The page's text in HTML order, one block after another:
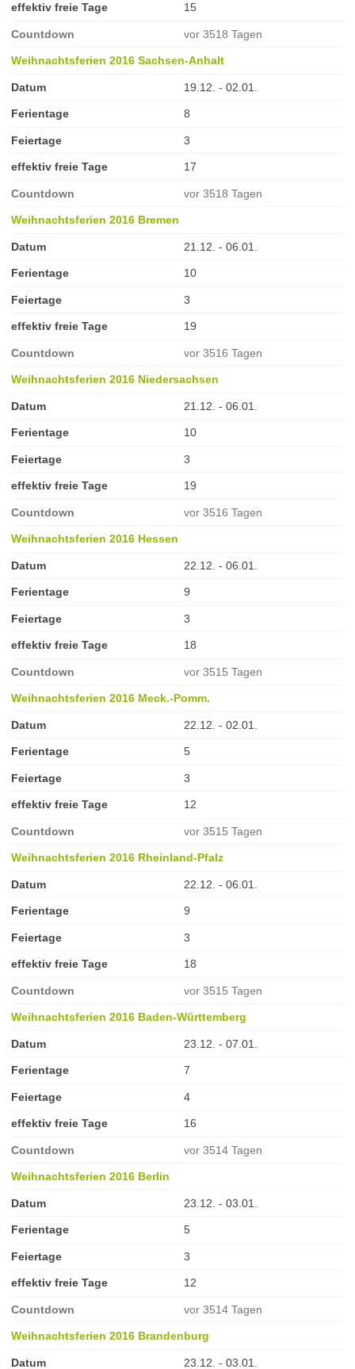
effektiv freie Tage 15
Countdown vor 3518 Tagen
Weihnachtsferien 2016 Sachsen-Anhalt
Datum 19.12. - 02.01.
Ferientage 8
Feiertage 3
effektiv freie Tage 17
Countdown vor 3518 Tagen
Weihnachtsferien 2016 Bremen
Datum 21.12. - 06.01.
Ferientage 10
Feiertage 3
effektiv freie Tage 19
Countdown vor 3516 Tagen
Weihnachtsferien 2016 Niedersachsen
Datum 21.12. - 06.01.
Ferientage 10
Feiertage 3
effektiv freie Tage 19
Countdown vor 3516 Tagen
Weihnachtsferien 2016 Hessen
Datum 22.12. - 06.01.
Ferientage 9
Feiertage 3
effektiv freie Tage 18
Countdown vor 3515 Tagen
Weihnachtsferien 2016 Meck.-Pomm.
Datum 22.12. - 02.01.
Ferientage 5
Feiertage 3
effektiv freie Tage 12
Countdown vor 3515 Tagen
Weihnachtsferien 2016 Rheinland-Pfalz
Datum 22.12. - 06.01.
Ferientage 9
Feiertage 3
effektiv freie Tage 18
Countdown vor 3515 Tagen
Weihnachtsferien 2016 Baden-Württemberg
Datum 23.12. - 07.01.
Ferientage 7
Feiertage 4
effektiv freie Tage 16
Countdown vor 3514 Tagen
Weihnachtsferien 2016 Berlin
Datum 23.12. - 03.01.
Ferientage 5
Feiertage 3
effektiv freie Tage 12
Countdown vor 3514 Tagen
Weihnachtsferien 2016 Brandenburg
Datum 23.12. - 03.01.